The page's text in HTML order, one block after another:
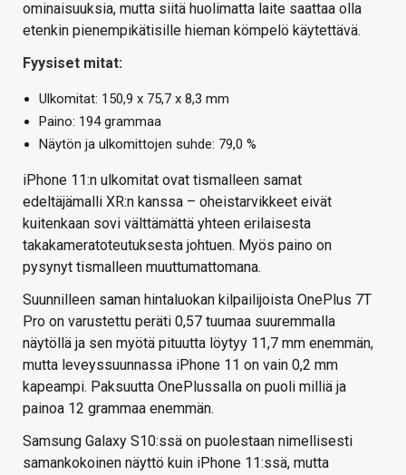
ominaisuuksia, mutta siitä huolimatta laite saattaa olla
etenkin pienempikätisille hieman kömpelö käytettävä.
Fyysiset mitat:
Ulkomitat: 150,9 x 75,7 x 8,3 mm
Paino: 194 grammaa
Näytön ja ulkomittojen suhde: 79,0 %
iPhone 11:n ulkomitat ovat tismalleen samat
edeltäjämalli XR:n kanssa – oheistarvikkeet eivät
kuitenkaan sovi välttämättä yhteen erilaisesta
takakameratoteutuksesta johtuen. Myös paino on
pysynyt tismalleen muuttumattomana.
Suunnilleen saman hintaluokan kilpailijoista OnePlus 7T
Pro on varustettu peräti 0,57 tuumaa suuremmalla
näytöllä ja sen myötä pituutta löytyy 11,7 mm enemmän,
mutta leveyssuunnassa iPhone 11 on vain 0,2 mm
kapeampi. Paksuutta OnePlussalla on puoli milliä ja
painoa 12 grammaa enemmän.
Samsung Galaxy S10:ssä on puolestaan nimellisesti
samankokoinen näyttö kuin iPhone 11:ssä, mutta